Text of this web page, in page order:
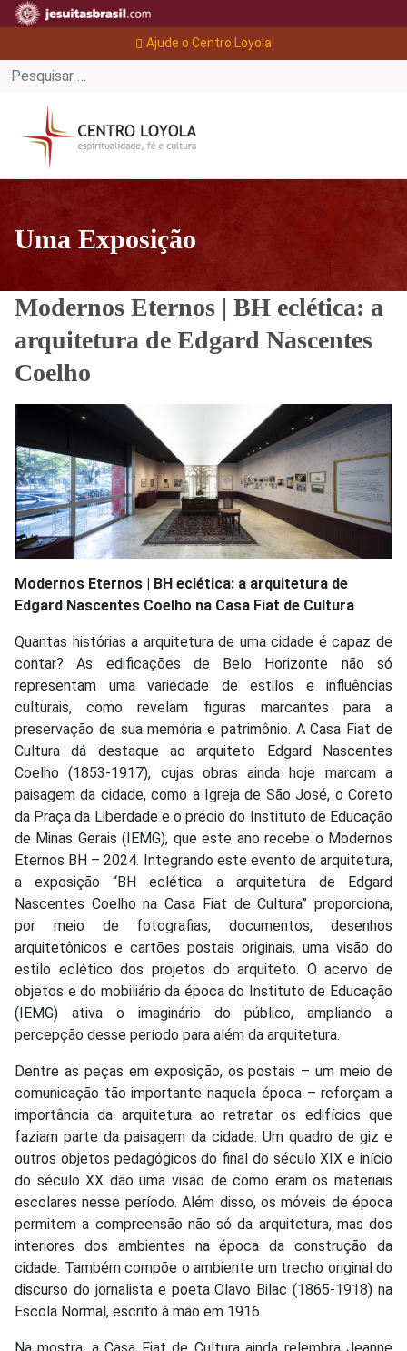
Ajude o Centro Loyola
Uma Exposição
Modernos Eternos | BH eclética: a
arquitetura de Edgard Nascentes
Coelho
Modernos Eternos | BH eclética: a arquitetura de
Edgard Nascentes Coelho na Casa Fiat de Cultura
Quantas histórias a arquitetura de uma cidade é capaz de
contar? As edificações de Belo Horizonte não só
representam uma variedade de estilos e influências
culturais, como revelam figuras marcantes para a
preservação de sua memória e patrimônio. A Casa Fiat de
Cultura dá destaque ao arquiteto Edgard Nascentes
Coelho (1853-1917), cujas obras ainda hoje marcam a
paisagem da cidade, como a Igreja de São José, o Coreto
da Praça da Liberdade e o prédio do Instituto de Educação
de Minas Gerais (IEMG), que este ano recebe o Modernos
Eternos BH – 2024. Integrando este evento de arquitetura,
a exposição “BH eclética: a arquitetura de Edgard
Nascentes Coelho na Casa Fiat de Cultura” proporciona,
por meio de fotografias, documentos, desenhos
arquitetônicos e cartões postais originais, uma visão do
estilo eclético dos projetos do arquiteto. O acervo de
objetos e do mobiliário da época do Instituto de Educação
(IEMG) ativa o imaginário do público, ampliando a
percepção desse período para além da arquitetura.
Dentre as peças em exposição, os postais – um meio de
comunicação tão importante naquela época – reforçam a
importância da arquitetura ao retratar os edifícios que
faziam parte da paisagem da cidade. Um quadro de giz e
outros objetos pedagógicos do final do século XIX e início
do século XX dão uma visão de como eram os materiais
escolares nesse período. Além disso, os móveis de época
permitem a compreensão não só da arquitetura, mas dos
interiores dos ambientes na época da construção da
cidade. Também compõe o ambiente um trecho original do
discurso do jornalista e poeta Olavo Bilac (1865-1918) na
Escola Normal, escrito à mão em 1916.